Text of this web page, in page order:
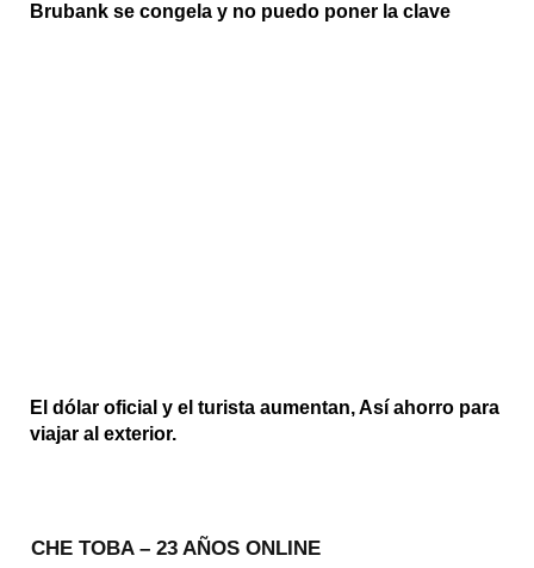
Brubank se congela y no puedo poner la clave
El dólar oficial y el turista aumentan, Así ahorro para
viajar al exterior.
CHE TOBA – 23 AÑOS ONLINE